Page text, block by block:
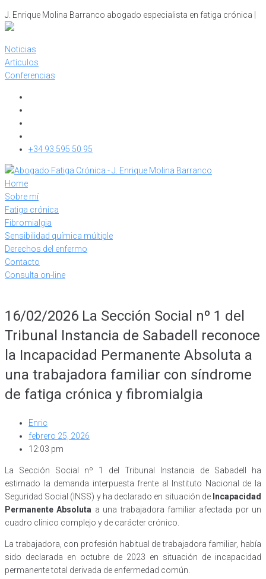
Skip
to
J. Enrique Molina Barranco abogado especialista en fatiga crónica |
Noticias
Artículos
Conferencias
+34 93 595 50 95
Home
Sobre mí
Fatiga crónica
Fibromialgia
Sensibilidad química múltiple
Derechos del enfermo
Contacto
Consulta on-line
16/02/2026 La Sección Social nº 1 del
Tribunal Instancia de Sabadell reconoce
la Incapacidad Permanente Absoluta a
una trabajadora familiar con síndrome
de fatiga crónica y fibromialgia
Enric
febrero 25, 2026
12:03 pm
La Sección Social nº 1 del Tribunal Instancia de Sabadell ha
estimado la demanda interpuesta frente al Instituto Nacional de la
Seguridad Social (INSS) y ha declarado en situación de Incapacidad
Permanente Absoluta a una trabajadora familiar afectada por un
cuadro clínico complejo y de carácter crónico.
La trabajadora, con profesión habitual de trabajadora familiar, había
sido declarada en octubre de 2023 en situación de incapacidad
permanente total derivada de enfermedad común.